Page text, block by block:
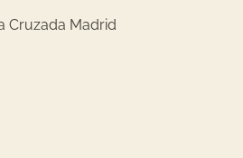
Cruzada Madrid